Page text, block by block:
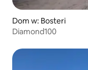
Dom w: Bosteri
Diamond100